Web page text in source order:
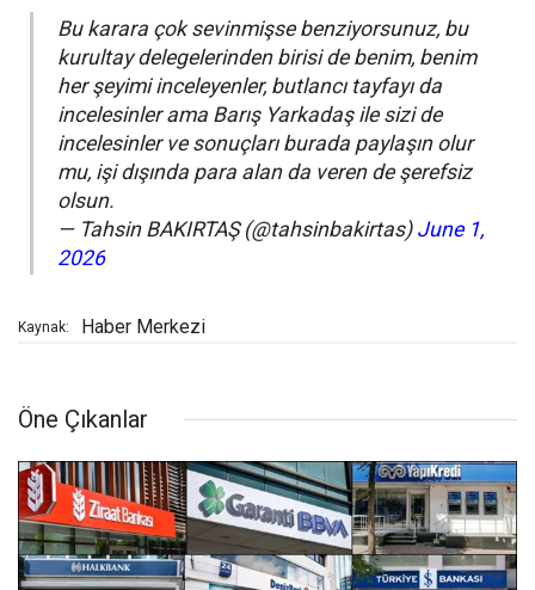
Bu karara çok sevinmişse benziyorsunuz, bu
kurultay delegelerinden birisi de benim, benim
her şeyimi inceleyenler, butlancı tayfayı da
incelesinler ama Barış Yarkadaş ile sizi de
incelesinler ve sonuçları burada paylaşın olur
mu, işi dışında para alan da veren de şerefsiz
olsun.
— Tahsin BAKIRTAŞ (@tahsinbakirtas) June 1,
2026
Kaynak: Haber Merkezi
Öne Çıkanlar